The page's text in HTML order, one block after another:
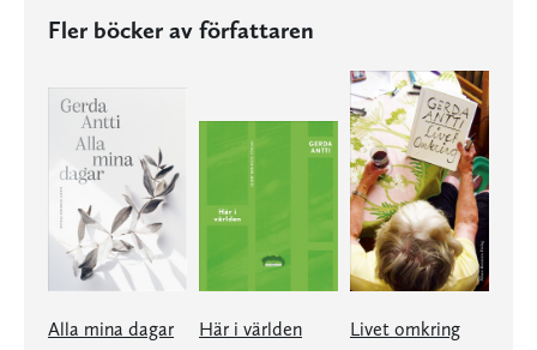
Fler böcker av författaren
Alla mina dagar Här i världen Livet omkring